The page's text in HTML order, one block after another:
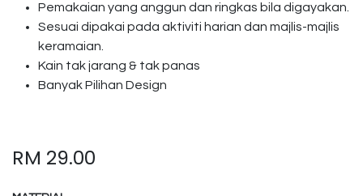
Pemakaian yang anggun dan ringkas bila digayakan.
Sesuai dipakai pada aktiviti harian dan majlis-majlis
keramaian.
Kain tak jarang & tak panas
Banyak Pilihan Design
RM 29.00